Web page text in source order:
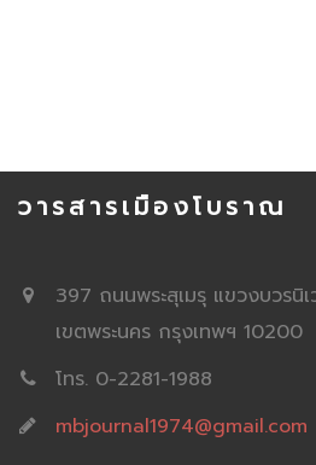
วารสารเมืองโบราณ
397 ถนนพระสุเมรุ แขวงบวรนิเ
เขตพระนคร กรุงเทพฯ 10200
โทร. 0-2281-1988
mbjournal1974@gmail.com